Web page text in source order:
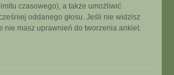
czasowego), a także umożliwić
oddanego głosu. Jeśli nie widzisz
nie masz uprawnień do tworzenia ankiet.